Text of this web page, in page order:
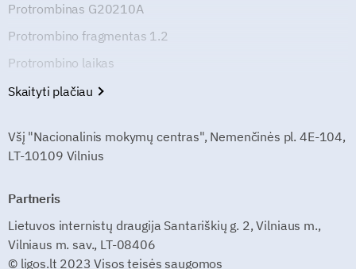
Protrombinas G20210A
Protrombino fragmentas 1.2
Protrombino laikas
Skaityti plačiau
Všį "Nacionalinis mokymų centras", Nemenčinės pl. 4E-104,
LT-10109 Vilnius
Partneris
Lietuvos internistų draugija Santariškių g. 2, Vilniaus m.,
Vilniaus m. sav., LT-08406
© ligos.lt 2023 Visos teisės saugomos